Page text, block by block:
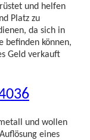
und helfen
Platz zu
da sich in
befinden können,
Geld verkauft
und wollen
eines